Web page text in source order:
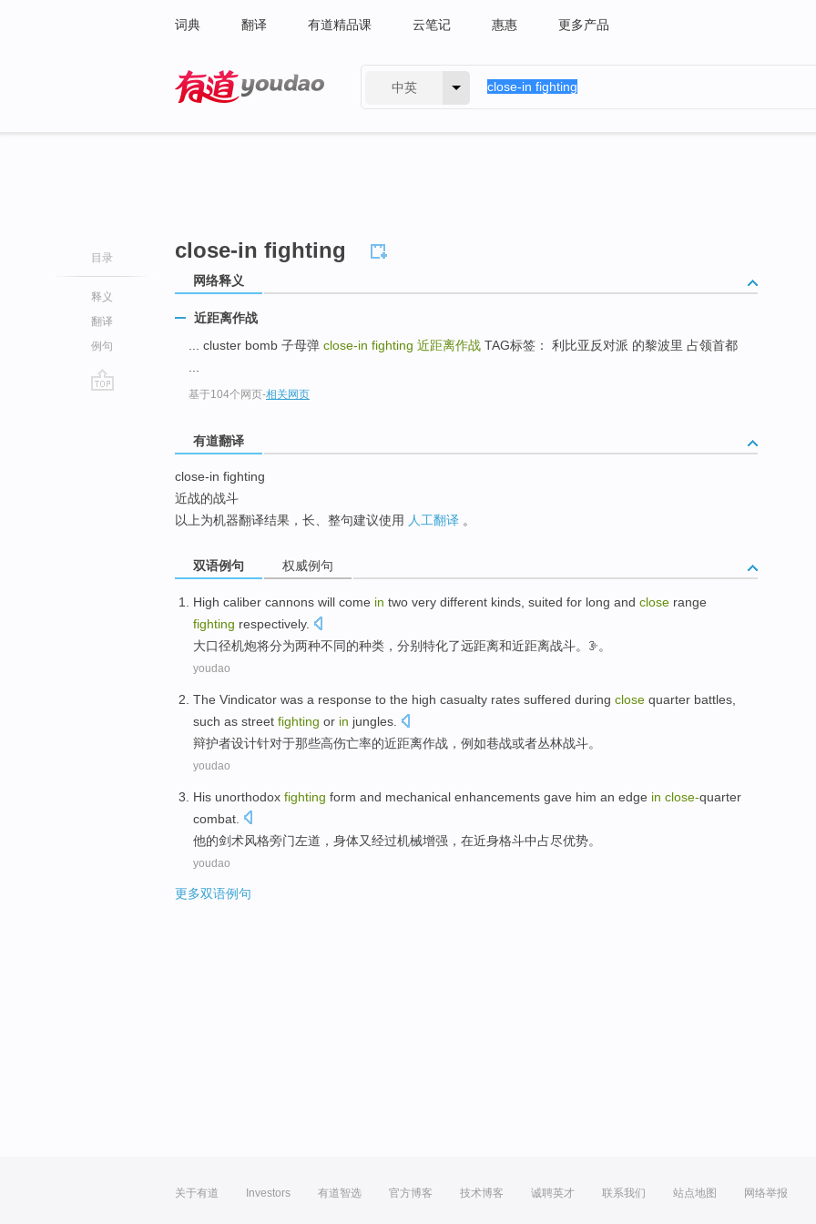
词典 翻译 有道精品课 云笔记 惠惠 更多产品
中英
目录
释义
翻译
例句
close-in fighting
网络释义
近距离作战
... cluster bomb 子母弹 close-in fighting 近距离作战 TAG标签： 利比亚反对派 的黎波里 占领首都
基于104个网页-相关网页
有道翻译
close-in fighting
近战的战斗
以上为机器翻译结果，长、整句建议使用 人工翻译 。
双语例句 权威例句
High caliber cannons will come in two very different kinds , suited for long and close range
fighting respectively.
大口径机炮将分为两种不同的种类 ，分别特化了远距离和近距离战斗。ꘀ。
youdao
The Vindicator was a response to the high casualty rates suffered during close quarter battles
such as street fighting or in jungles
辩护者设计针对于那些高伤亡率的近距离作战 ， 例如巷战或者丛林战斗。
youdao
His unorthodox fighting form and mechanical enhancements gave him an edge in close-quarter
combat
他的剑术风格旁门左道 ，身体又经过机械增强 ， 在近身格斗中占尽优势。
youdao
更多双语例句
关于有道 Investors 有道智选 官方博客 技术博客 诚聘英才 联系我们 站点地图 网络举报